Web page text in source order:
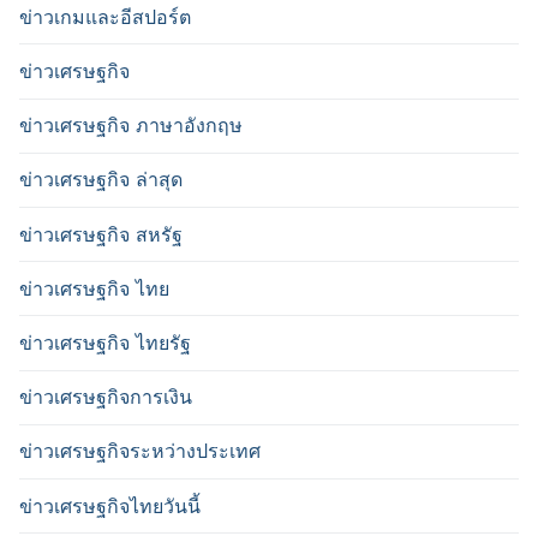
ข่าวเกมและอีสปอร์ต
ข่าวเศรษฐกิจ
ข่าวเศรษฐกิจ ภาษาอังกฤษ
ข่าวเศรษฐกิจ ล่าสุด
ข่าวเศรษฐกิจ สหรัฐ
ข่าวเศรษฐกิจ ไทย
ข่าวเศรษฐกิจ ไทยรัฐ
ข่าวเศรษฐกิจการเงิน
ข่าวเศรษฐกิจระหว่างประเทศ
ข่าวเศรษฐกิจไทยวันนี้